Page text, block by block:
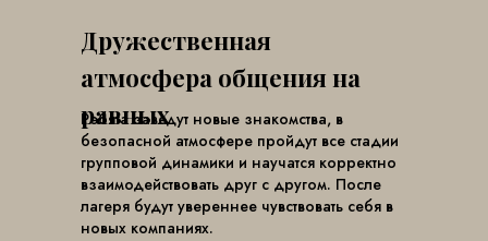
Дружественная
атмосфера общения на
равных
Ребята заведут новые знакомства, в
безопасной атмосфере пройдут все стадии
групповой динамики и научатся корректно
взаимодействовать друг с другом. После
лагеря будут увереннее чувствовать себя в
новых компаниях.